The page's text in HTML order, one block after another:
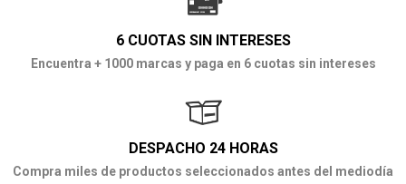
6 CUOTAS SIN INTERESES
Encuentra + 1000 marcas y paga en 6 cuotas sin intereses
DESPACHO 24 HORAS
Compra miles de productos seleccionados antes del mediodía